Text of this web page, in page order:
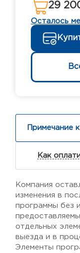
29
Осталось
Примечание
Как
Компания
изменения в
программы без
отдельных
выезда и в
Элементы